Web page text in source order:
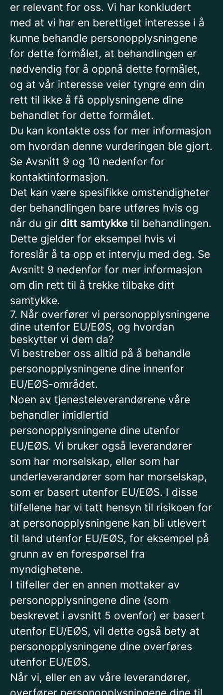
er relevant for oss. Vi har konkludert
med at vi har en berettiget interesse i å
kunne behandle personopplysningene
for dette formålet, at behandlingen er
nødvendig for å oppnå dette formålet,
og at vår interesse veier tyngre enn din
rett til ikke å få opplysningene dine
behandlet for dette formålet.
Du kan kontakte oss for mer informasjon
om hvordan denne vurderingen ble gjort.
Se Avsnitt 9 og 10 nedenfor for
kontaktinformasjon.
Det kan være spesifikke omstendigheter
der behandlingen bare utføres hvis og
når du gir ditt samtykke til behandlingen.
Dette gjelder for eksempel hvis vi
foreslår å ta opp et intervju med deg. Se
Avsnitt 9 nedenfor for mer informasjon
om din rett til å trekke tilbake ditt
samtykke.
7. Når overfører vi personopplysningene
dine utenfor EU/EØS, og hvordan
beskytter vi dem da?
Vi bestreber oss alltid på å behandle
personopplysningene dine innenfor
EU/EØS-området.
Noen av tjenesteleverandørene våre
behandler imidlertid
personopplysningene dine utenfor
EU/EØS. Vi bruker også leverandører
som har morselskap, eller som har
underleverandører som har morselskap,
som er basert utenfor EU/EØS. I disse
tilfellene har vi tatt hensyn til risikoen for
at personopplysningene kan bli utlevert
til land utenfor EU/EØS, for eksempel på
grunn av en forespørsel fra
myndighetene.
I tilfeller der en annen mottaker av
personopplysningene dine (som
beskrevet i avsnitt 5 ovenfor) er basert
utenfor EU/EØS, vil dette også bety at
personopplysningene dine overføres
utenfor EU/EØS.
Når vi, eller en av våre leverandører,